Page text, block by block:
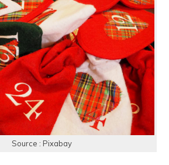
Source : Pixabay